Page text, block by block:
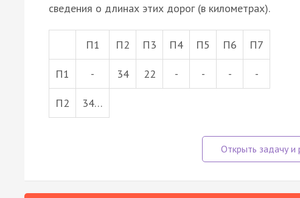
сведения о длинах этих дорог (в километрах).
П1 П2 П3 П4 П5 П6 П7
П1 - 34 22 - - - -
П2 34…